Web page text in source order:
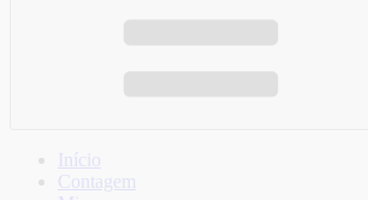
Início
Contagem